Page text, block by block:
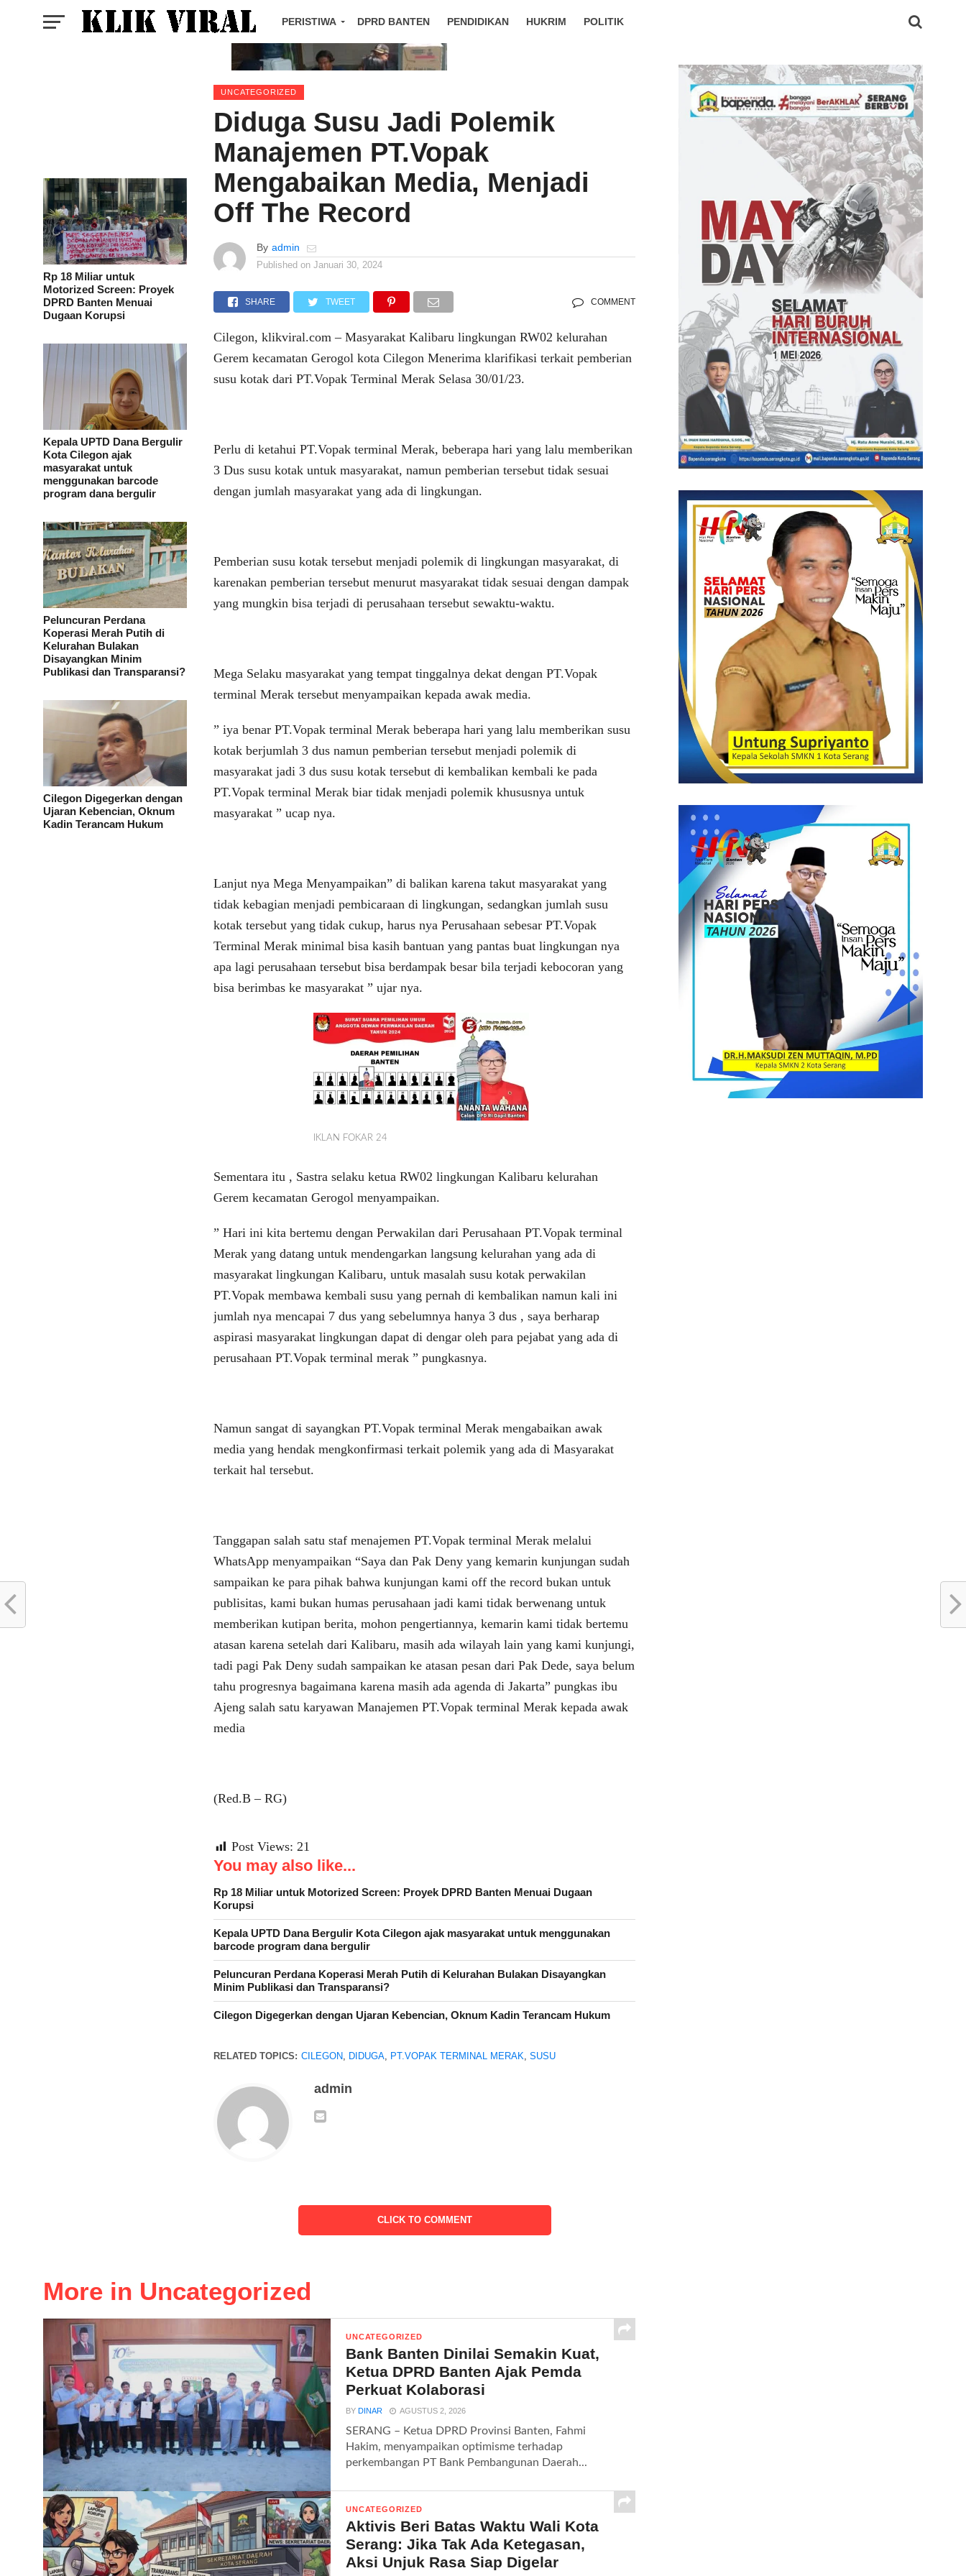
PERISTIWA DPRD BANTEN PENDIDIKAN HUKRIM POLITIK
Rp 18 Miliar untuk
Motorized Screen: Proyek
DPRD Banten Menuai
Dugaan Korupsi
Kepala UPTD Dana Bergulir
Kota Cilegon ajak
masyarakat untuk
menggunakan barcode
program dana bergulir
Peluncuran Perdana
Koperasi Merah Putih di
Kelurahan Bulakan
Disayangkan Minim
Publikasi dan Transparansi?
Cilegon Digegerkan dengan
Ujaran Kebencian, Oknum
Kadin Terancam Hukum
UNCATEGORIZED
Diduga Susu Jadi Polemik
Manajemen PT.Vopak
Mengabaikan Media, Menjadi
Off The Record
By admin
Published on Januari 30, 2024
SHARE TWEET COMMENT
Cilegon, klikviral.com – Masyarakat Kalibaru lingkungan RW02 kelurahan
Gerem kecamatan Gerogol kota Cilegon Menerima klarifikasi terkait pemberian
susu kotak dari PT.Vopak Terminal Merak Selasa 30/01/23.
Perlu di ketahui PT.Vopak terminal Merak, beberapa hari yang lalu memberikan
3 Dus susu kotak untuk masyarakat, namun pemberian tersebut tidak sesuai
dengan jumlah masyarakat yang ada di lingkungan.
Pemberian susu kotak tersebut menjadi polemik di lingkungan masyarakat, di
karenakan pemberian tersebut menurut masyarakat tidak sesuai dengan dampak
yang mungkin bisa terjadi di perusahaan tersebut sewaktu-waktu.
Mega Selaku masyarakat yang tempat tinggalnya dekat dengan PT.Vopak
terminal Merak tersebut menyampaikan kepada awak media.
” iya benar PT.Vopak terminal Merak beberapa hari yang lalu memberikan susu
kotak berjumlah 3 dus namun pemberian tersebut menjadi polemik di
masyarakat jadi 3 dus susu kotak tersebut di kembalikan kembali ke pada
PT.Vopak terminal Merak biar tidak menjadi polemik khususnya untuk
masyarakat ” ucap nya.
Lanjut nya Mega Menyampaikan” di balikan karena takut masyarakat yang
tidak kebagian menjadi pembicaraan di lingkungan, sedangkan jumlah susu
kotak tersebut yang tidak cukup, harus nya Perusahaan sebesar PT.Vopak
Terminal Merak minimal bisa kasih bantuan yang pantas buat lingkungan nya
apa lagi perusahaan tersebut bisa berdampak besar bila terjadi kebocoran yang
bisa berimbas ke masyarakat ” ujar nya.
IKLAN FOKAR 24
Sementara itu , Sastra selaku ketua RW02 lingkungan Kalibaru kelurahan
Gerem kecamatan Gerogol menyampaikan.
” Hari ini kita bertemu dengan Perwakilan dari Perusahaan PT.Vopak terminal
Merak yang datang untuk mendengarkan langsung kelurahan yang ada di
masyarakat lingkungan Kalibaru, untuk masalah susu kotak perwakilan
PT.Vopak membawa kembali susu yang pernah di kembalikan namun kali ini
jumlah nya mencapai 7 dus yang sebelumnya hanya 3 dus , saya berharap
aspirasi masyarakat lingkungan dapat di dengar oleh para pejabat yang ada di
perusahaan PT.Vopak terminal merak ” pungkasnya.
Namun sangat di sayangkan PT.Vopak terminal Merak mengabaikan awak
media yang hendak mengkonfirmasi terkait polemik yang ada di Masyarakat
terkait hal tersebut.
Tanggapan salah satu staf menajemen PT.Vopak terminal Merak melalui
WhatsApp menyampaikan “Saya dan Pak Deny yang kemarin kunjungan sudah
sampaikan ke para pihak bahwa kunjungan kami off the record bukan untuk
publisitas, kami bukan humas perusahaan jadi kami tidak berwenang untuk
memberikan kutipan berita, mohon pengertiannya, kemarin kami tidak bertemu
atasan karena setelah dari Kalibaru, masih ada wilayah lain yang kami kunjungi,
tadi pagi Pak Deny sudah sampaikan ke atasan pesan dari Pak Dede, saya belum
tahu progresnya bagaimana karena masih ada agenda di Jakarta” pungkas ibu
Ajeng salah satu karyawan Manajemen PT.Vopak terminal Merak kepada awak
media
(Red.B – RG)
Post Views: 21
You may also like...
Rp 18 Miliar untuk Motorized Screen: Proyek DPRD Banten Menuai Dugaan
Korupsi
Kepala UPTD Dana Bergulir Kota Cilegon ajak masyarakat untuk menggunakan
barcode program dana bergulir
Peluncuran Perdana Koperasi Merah Putih di Kelurahan Bulakan Disayangkan
Minim Publikasi dan Transparansi?
Cilegon Digegerkan dengan Ujaran Kebencian, Oknum Kadin Terancam Hukum
RELATED TOPICS: CILEGON, DIDUGA, PT.VOPAK TERMINAL MERAK,SUSU
admin
CLICK TO COMMENT
More in Uncategorized
UNCATEGORIZED
Bank Banten Dinilai Semakin Kuat,
Ketua DPRD Banten Ajak Pemda
Perkuat Kolaborasi
BYDINAR AGUSTUS 2, 2026
SERANG – Ketua DPRD Provinsi Banten, Fahmi
Hakim, menyampaikan optimisme terhadap
perkembangan PT Bank Pembangunan Daerah...
UNCATEGORIZED
Aktivis Beri Batas Waktu Wali Kota
Serang: Jika Tak Ada Ketegasan,
Aksi Unjuk Rasa Siap Digelar